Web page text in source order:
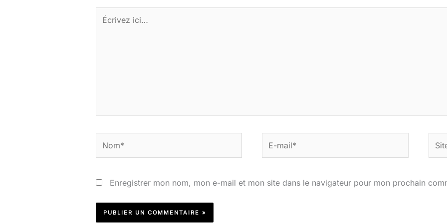
ici…
mail*
Enregistrer mon nom, mon e-mail et mon site dans le navigateur pour mon prochain